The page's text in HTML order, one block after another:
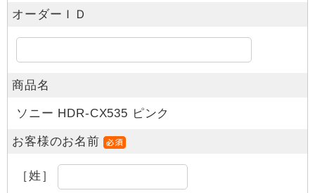
オーダーＩＤ
商品名
ソニー HDR-CX535 ピンク
お客様のお名前
［姓］